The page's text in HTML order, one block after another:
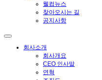
웰컴뉴스
찾아오시는 길
공지사항
회사소개
회사개요
CEO 인사말
연혁